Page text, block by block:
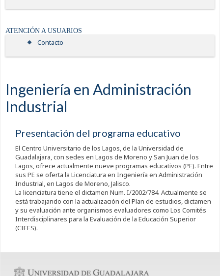
ATENCIÓN A USUARIOS
Contacto
Ingeniería en Administración
Industrial
Presentación del programa educativo
El Centro Universitario de los Lagos, de la Universidad de
Guadalajara, con sedes en Lagos de Moreno y San Juan de los
Lagos, ofrece actualmente nueve programas educativos (PE). Entre
sus PE se oferta la Licenciatura en Ingeniería en Administración
Industrial, en Lagos de Moreno, Jalisco.
La licenciatura tiene el dictamen Num. I/2002/784. Actualmente se
está trabajando con la actualización del Plan de estudios, dictamen
y su evaluación ante organismos evaluadores como Los Comités
Interdisciplinares para la Evaluación de la Educación Superior
(CIEES).